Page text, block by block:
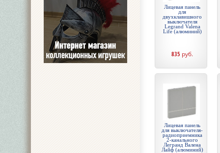
Лицевая панель
для
двухклавишного
выключателя
Legrand Valena
Life (алюминий)
835 руб.
Лицевая панель
для выключателя-
радиоприемника
2-канального
Легранд Валена
Лайф (алюминий)